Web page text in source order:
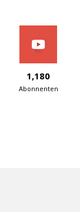
1,180
Abonnenten